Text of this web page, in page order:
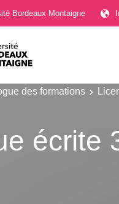
Bordeaux Montaigne
des formations
écrite